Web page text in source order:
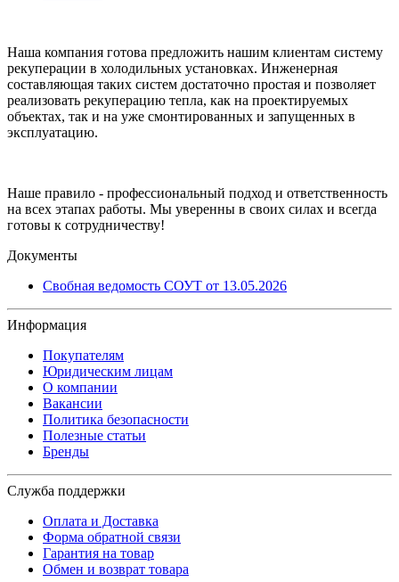
Наша компания готова предложить нашим клиентам систему
рекуперации в холодильных установках. Инженерная
составляющая таких систем достаточно простая и позволяет
реализовать рекуперацию тепла, как на проектируемых
объектах, так и на уже смонтированных и запущенных в
эксплуатацию.
Наше правило - профессиональный подход и ответственность
на всех этапах работы. Мы уверенны в своих силах и всегда
готовы к сотрудничеству!
Документы
Свобная ведомость СОУТ от 13.05.2026
Информация
Покупателям
Юридическим лицам
О компании
Вакансии
Политика безопасности
Полезные статьи
Бренды
Служба поддержки
Оплата и Доставка
Форма обратной связи
Гарантия на товар
Обмен и возврат товара